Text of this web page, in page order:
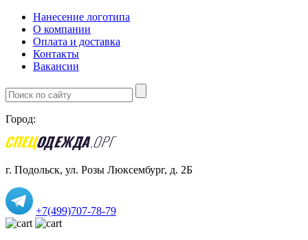
Нанесение логотипа
О компании
Оплата и доставка
Контакты
Вакансии
Город:
г. Подольск, ул. Розы Люксембург, д. 2Б
+7(499)707-78-79